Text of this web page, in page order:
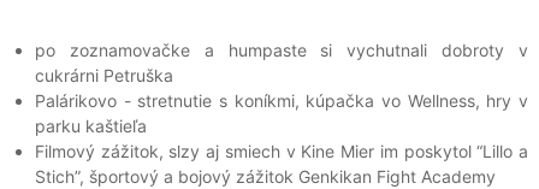
po zoznamovačke a humpaste si vychutnali dobroty v
cukrárni Petruška
Palárikovo - stretnutie s koníkmi, kúpačka vo Wellness, hry v
parku kaštieľa
Filmový zážitok, slzy aj smiech v Kine Mier im poskytol “Lillo a
Stich”, športový a bojový zážitok Genkikan Fight Academy